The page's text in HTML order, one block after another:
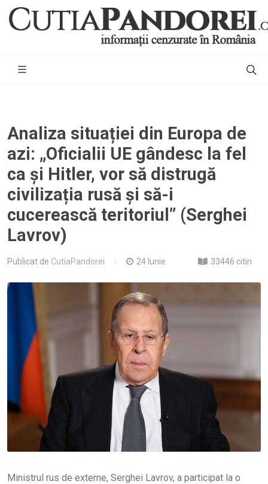
Analiza situației din Europa de
azi: „Oficialii UE gândesc la fel
ca și Hitler, vor să distrugă
civilizația rusă și să-i
cucerească teritoriul” (Serghei
Lavrov)
Publicat de CutiaPandorei 24 Iunie 33446 citiri
Ministrul rus de externe, Serghei Lavrov, a participat la o